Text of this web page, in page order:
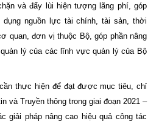
và đẩy lùi hiện tượng lãng phí, góp
dụng nguồn lực tài chính, tài sản, thời
quan, đơn vị thuộc Bộ, góp phần nâng
lý của các lĩnh vực quản lý của Bộ
thực hiện để đạt được mục tiêu, chỉ
và Truyền thông trong giai đoạn 2021 –
giải pháp nâng cao hiệu quả công tác